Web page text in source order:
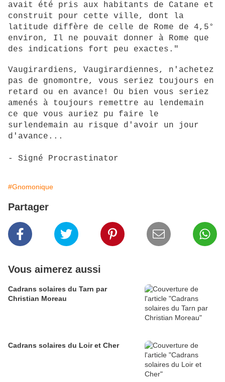
avait été pris aux habitants de Catane et
construit pour cette ville, dont la
latitude diffère de celle de Rome de 4,5°
environ, Il ne pouvait donner à Rome que
des indications fort peu exactes."
Vaugirardiens, Vaugirardiennes, n'achetez
pas de gnomontre, vous seriez toujours en
retard ou en avance! Ou bien vous seriez
amenés à toujours remettre au lendemain
ce que vous auriez pu faire le
surlendemain au risque d'avoir un jour
d'avance...
- Signé Procrastinator
#Gnomonique
Partager
Vous aimerez aussi
Cadrans solaires du Tarn par
Christian Moreau
Cadrans solaires du Loir et Cher